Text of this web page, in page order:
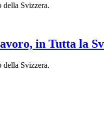
Svizzera.
in Tutta la
Svizzera.